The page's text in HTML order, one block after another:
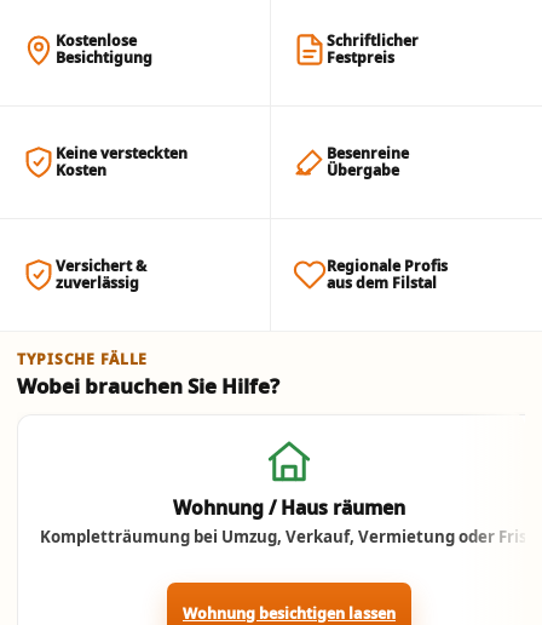
Jetzt anrufen
Kostenlose
Besichtigung
Schriftlicher
Festpreis
Keine versteckten
Kosten
Besenreine
Übergabe
Versichert &
zuverlässig
Regionale Profis
aus dem Filstal
TYPISCHE FÄLLE
Wobei brauchen Sie Hilfe?
Wohnung / Haus räumen
Kompletträumung bei Umzug, Verkauf, Vermietung oder Frist.
Wohnung besichtigen lassen